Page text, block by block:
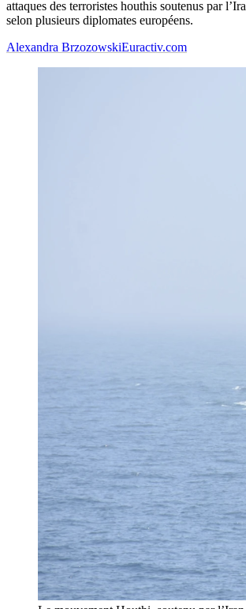
attaques des terroristes houthis soutenus par
selon plusieurs diplomates européens.
Alexandra BrzozowskiEuractiv.com